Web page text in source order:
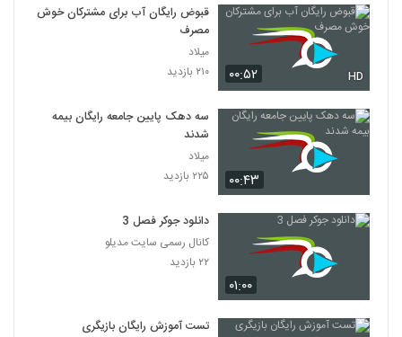
۰۰:۵۲ HD
قبوض رایگان آب برای مشترکان خوش
مصرف
میلاد
۲۱۰ بازدید
۰۰:۴۳
سه دهک پایین جامعه‌ رایگان بیمه
شدند
میلاد
۲۲۵ بازدید
۰۱:۰۰
دانلود جوکر فصل 3
کانال رسمی سایت مدیلو
۲۲ بازدید
تست آموزش رایگان بازیگری